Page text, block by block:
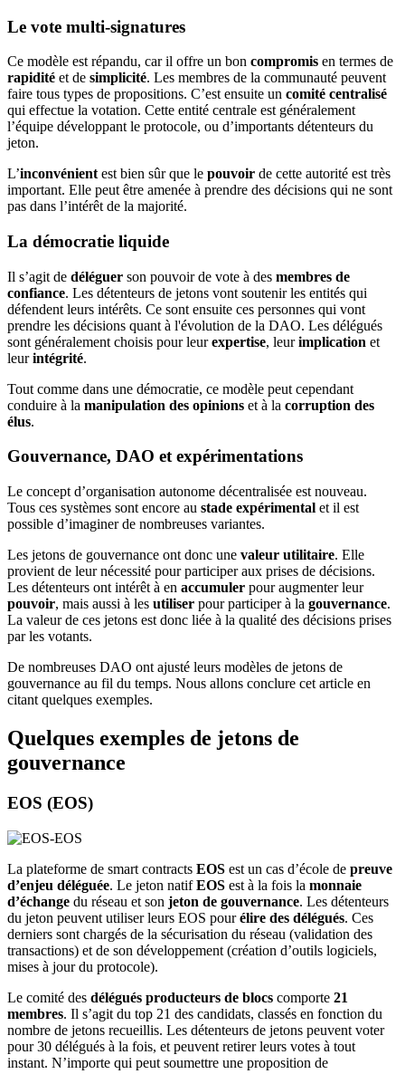
Le vote multi-signatures
Ce modèle est répandu, car il offre un bon compromis en termes de
rapidité et de simplicité. Les membres de la communauté peuvent
faire tous types de propositions. C’est ensuite un comité centralisé
qui effectue la votation. Cette entité centrale est généralement
l’équipe développant le protocole, ou d’importants détenteurs du
jeton.
L’inconvénient est bien sûr que le pouvoir de cette autorité est très
important. Elle peut être amenée à prendre des décisions qui ne sont
pas dans l’intérêt de la majorité.
La démocratie liquide
Il s’agit de déléguer son pouvoir de vote à des membres de
confiance. Les détenteurs de jetons vont soutenir les entités qui
défendent leurs intérêts. Ce sont ensuite ces personnes qui vont
prendre les décisions quant à l'évolution de la DAO. Les délégués
sont généralement choisis pour leurexpertise, leurimplication et
leurintégrité.
Tout comme dans une démocratie, ce modèle peut cependant
conduire à la manipulation des opinions et à la corruption des
élus.
Gouvernance, DAO et expérimentations
Le concept d’organisation autonome décentralisée est nouveau.
Tous ces systèmes sont encore au stade expérimental et il est
possible d’imaginer de nombreuses variantes.
Les jetons de gouvernance ont donc une valeur utilitaire. Elle
provient de leur nécessité pour participer aux prises de décisions.
Les détenteurs ont intérêt à en accumuler pour augmenter leur
pouvoir, mais aussi à les utiliser pour participer à la gouvernance.
La valeur de ces jetons est donc liée à la qualité des décisions prises
par les votants.
De nombreuses DAO ont ajusté leurs modèles de jetons de
gouvernance au fil du temps. Nous allons conclure cet article en
citant quelques exemples.
Quelques exemples de jetons de
gouvernance
EOS (EOS)
La plateforme de smart contracts EOS est un cas d’école de preuve
d’enjeu déléguée. Le jeton natifEOS est à la fois la monnaie
d’échange du réseau et son jeton de gouvernance. Les détenteurs
du jeton peuvent utiliser leurs EOS pourélire des délégués. Ces
derniers sont chargés de la sécurisation du réseau (validation des
transactions) et de son développement (création d’outils logiciels,
mises à jour du protocole).
Le comité des délégués producteurs de blocs comporte 21
membres. Il s’agit du top 21 des candidats, classés en fonction du
nombre de jetons recueillis. Les détenteurs de jetons peuvent voter
pour 30 délégués à la fois, et peuvent retirer leurs votes à tout
instant. N’importe qui peut soumettre une proposition de